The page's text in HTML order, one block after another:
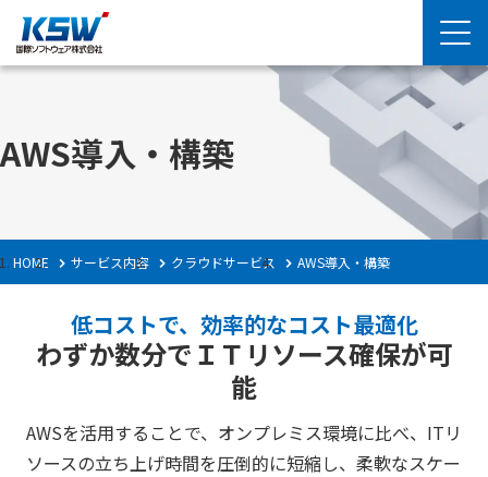
AWS導入・構築
HOME サービス内容 クラウドサービス AWS導入・構築
低コストで、効率的なコスト最適化
わずか数分でＩＴリソース確保が可
能
AWSを活用することで、オンプレミス環境に比べ、ITリ
ソースの立ち上げ時間を圧倒的に短縮し、柔軟なスケー